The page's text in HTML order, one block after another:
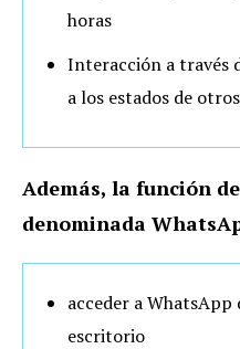
horas
Interacción a través
a los estados de
Además, la función
denominada
acceder a WhatsApp
escritorio